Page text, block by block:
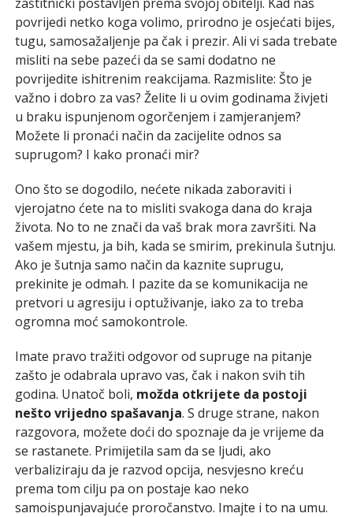
povrijedi netko koga volimo, prirodno je osjećati bijes,
tugu, samosažaljenje pa čak i prezir. Ali vi sada trebate
misliti na sebe pazeći da se sami dodatno ne
povrijedite ishitrenim reakcijama. Razmislite: Što je
važno i dobro za vas? Želite li u ovim godinama živjeti
u braku ispunjenom ogorčenjem i zamjeranjem?
Možete li pronaći način da zacijelite odnos sa
suprugom? I kako pronaći mir?
Ono što se dogodilo, nećete nikada zaboraviti i
vjerojatno ćete na to misliti svakoga dana do kraja
života. No to ne znači da vaš brak mora završiti. Na
vašem mjestu, ja bih, kada se smirim, prekinula šutnju.
Ako je šutnja samo način da kaznite suprugu,
prekinite je odmah. I pazite da se komunikacija ne
pretvori u agresiju i optuživanje, iako za to treba
ogromna moć samokontrole.
Imate pravo tražiti odgovor od supruge na pitanje
zašto je odabrala upravo vas, čak i nakon svih tih
godina. Unatoč boli, možda otkrijete da postoji
nešto vrijedno spašavanja. S druge strane, nakon
razgovora, možete doći do spoznaje da je vrijeme da
se rastanete. Primijetila sam da se ljudi, ako
verbaliziraju da je razvod opcija, nesvjesno kreću
prema tom cilju pa on postaje kao neko
samoispunjavajuće proročanstvo. Imajte i to na umu.